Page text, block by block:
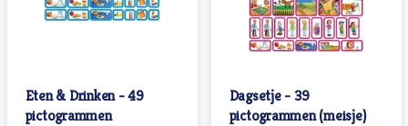
Eten & Drinken - 49
pictogrammen
Dagsetje - 39
pictogrammen (meisje)